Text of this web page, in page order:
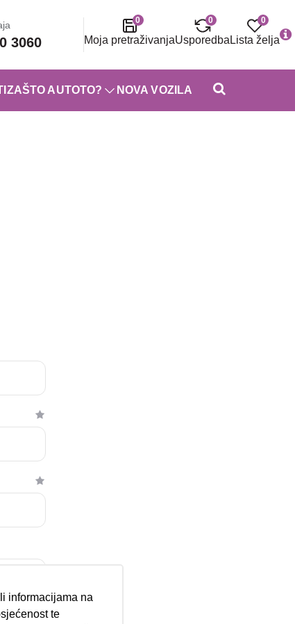
3060
0
Moja pretraživanja
0
Usporedba
0
Lista želja
ZAŠTO AUTOTO? NOVA VOZILA
informacijama na
te